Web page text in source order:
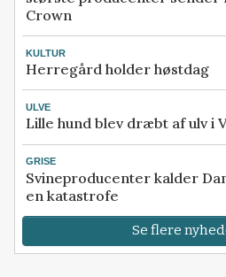
Crown
KULTUR
Herregård holder høstdag
ULVE
Lille hund blev dræbt af ulv i
GRISE
Svineproducenter kalder
en katastrofe
Se flere